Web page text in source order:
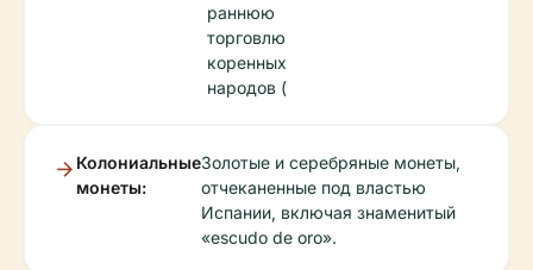
раннюю
торговлю
коренных
народов (
Колониальные
монеты:
Золотые и серебряные монеты,
отчеканенные под властью
Испании, включая знаменитый
«escudo de oro».